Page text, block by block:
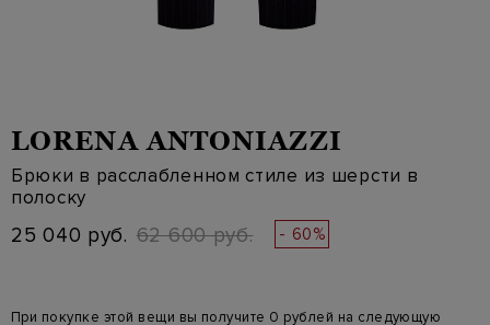
LORENA ANTONIAZZI
Брюки в расслабленном стиле из шерсти в
полоску
25 040 руб. 62 600 руб. - 60%
При покупке этой вещи вы получите 0 рублей на следующую